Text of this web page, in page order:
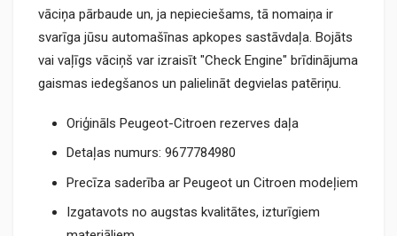
vāciņa pārbaude un, ja nepieciešams, tā nomaiņa ir
svarīga jūsu automašīnas apkopes sastāvdaļa. Bojāts
vai vaļīgs vāciņš var izraisīt "Check Engine" brīdinājuma
gaismas iedegšanos un palielināt degvielas patēriņu.
Oriģināls Peugeot-Citroen rezerves daļa
Detaļas numurs: 9677784980
Precīza saderība ar Peugeot un Citroen modeļiem
Izgatavots no augstas kvalitātes, izturīgiem